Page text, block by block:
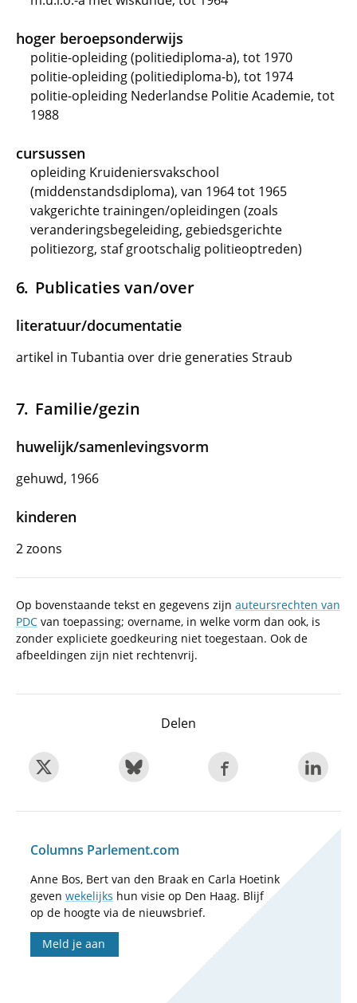
hoger beroepsonderwijs
politie-opleiding (politiediploma-a), tot 1970
politie-opleiding (politiediploma-b), tot 1974
politie-opleiding Nederlandse Politie Academie, tot
1988
cursussen
opleiding Kruideniersvakschool
(middenstandsdiploma), van 1964 tot 1965
vakgerichte trainingen/opleidingen (zoals
veranderingsbegeleiding, gebiedsgerichte
politiezorg, staf grootschalig politieoptreden)
Publicaties van/over
literatuur/documentatie
artikel in Tubantia over drie generaties Straub
Familie/gezin
huwelijk/samenlevingsvorm
gehuwd, 1966
kinderen
2 zoons
Op bovenstaande tekst en gegevens zijn auteursrechten van
PDC van toepassing; overname, in welke vorm dan ook, is
zonder expliciete goedkeuring niet toegestaan. Ook de
afbeeldingen zijn niet rechtenvrij.
Delen
Columns Parlement.com
Anne Bos, Bert van den Braak en Carla Hoetink
geven wekelijks hun visie op Den Haag. Blijf
op de hoogte via de nieuwsbrief.
Meld je aan